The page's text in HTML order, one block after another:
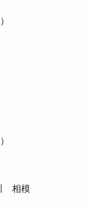
模大野ショール